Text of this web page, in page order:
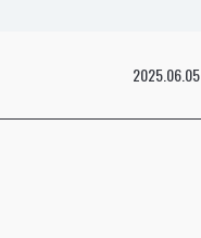
2025.06.05